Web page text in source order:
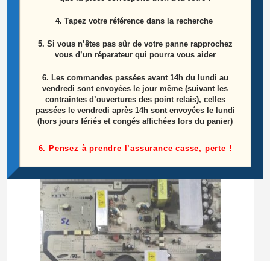
Nappe LVDS Télé SAMSUNG UE32J4000AW
Référence: BN96-35954A
Ajouter au panier
4. Tapez votre référence dans la recherche
5. Si vous n’êtes pas sûr de votre panne rapprochez
vous d’un réparateur qui pourra vous aider
6. Les commandes passées avant 14h du lundi au
vendredi sont envoyées le jour même (suivant les
contraintes d’ouvertures des point relais), celles
passées le vendredi après 14h sont envoyées le lundi
(hors jours fériés et congés affichées lors du panier)
6. Pensez à prendre l’assurance casse, perte !